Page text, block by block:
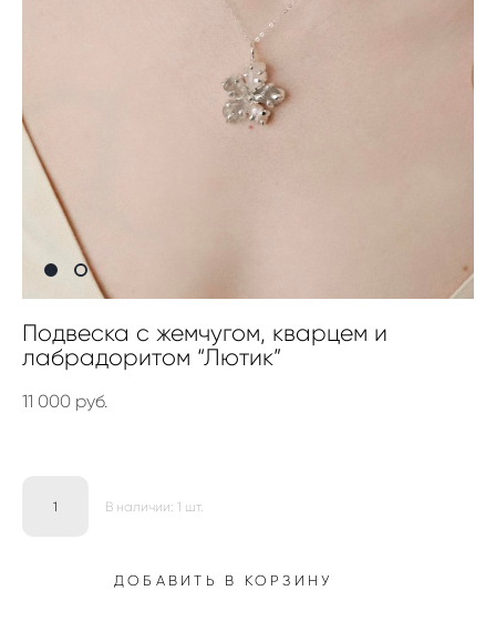
Подвеска с жемчугом, кварцем и
лабрадоритом “Лютик”
11 000 pуб.
В наличии: 1 шт.
ДОБАВИТЬ В КОРЗИНУ